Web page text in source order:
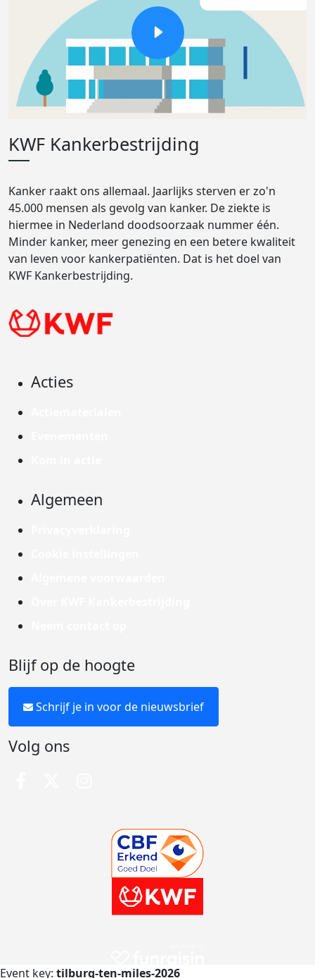
KWF Kankerbestrijding
Kanker raakt ons allemaal. Jaarlijks sterven er zo'n
45.000 mensen als gevolg van kanker. De ziekte is
hiermee in Nederland doodsoorzaak nummer één.
Minder kanker, meer genezing en een betere kwaliteit
van leven voor kankerpatiënten. Dat is het doel van
KWF Kankerbestrijding.
Acties
Algemeen
Blijf op de hoogte
Schrijf je in voor de nieuwsbrief
Volg ons
Event key: tilburg-ten-miles-2026